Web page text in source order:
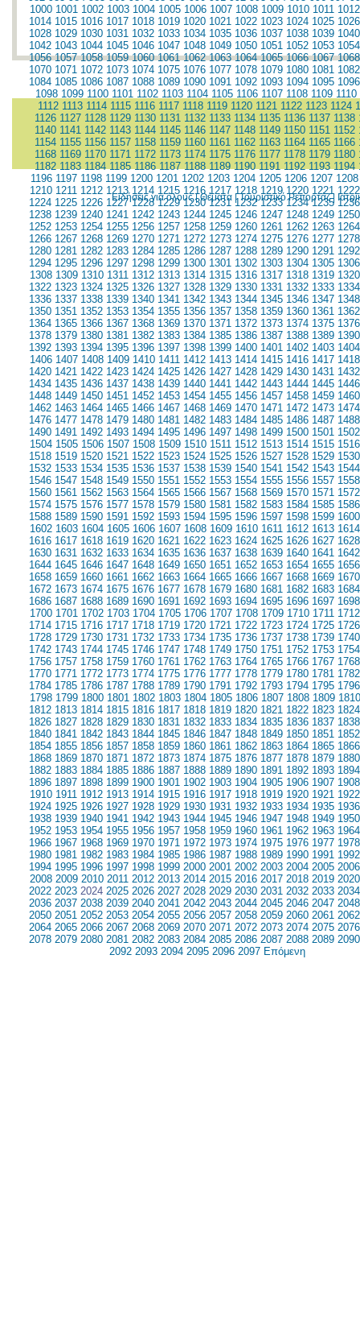
1000 1001 1002 1003 1004 1005 1006 1007 1008 1009 1010 1011 1012
1014 1015 1016 1017 1018 1019 1020 1021 1022 1023 1024 1025 1026
1028 1029 1030 1031 1032 1033 1034 1035 1036 1037 1038 1039 1040
1042 1043 1044 1045 1046 1047 1048 1049 1050 1051 1052 1053 1054
1056 1057 1058 1059 1060 1061 1062 1063 1064 1065 1066 1067 1068
1070 1071 1072 1073 1074 1075 1076 1077 1078 1079 1080 1081 1082
1084 1085 1086 1087 1088 1089 1090 1091 1092 1093 1094 1095 1096
1098 1099 1100 1101 1102 1103 1104 1105 1106 1107 1108 1109 1110
1112 1113 1114 1115 1116 1117 1118 1119 1120 1121 1122 1123 1124
1126 1127 1128 1129 1130 1131 1132 1133 1134 1135 1136 1137 1138
1140 1141 1142 1143 1144 1145 1146 1147 1148 1149 1150 1151 1152
1154 1155 1156 1157 1158 1159 1160 1161 1162 1163 1164 1165 1166
1168 1169 1170 1171 1172 1173 1174 1175 1176 1177 1178 1179 1180
1182 1183 1184 1185 1186 1187 1188 1189 1190 1191 1192 1193 1194
1196 1197 1198 1199 1200 1201 1202 1203 1204 1205 1206 1207 1208
1210 1211 1212 1213 1214 1215 1216 1217 1218 1219 1220 1221 1222
1224 1225 1226 1227 1228 1229 1230 1231 1232 1233 1234 1235 1236
1238 1239 1240 1241 1242 1243 1244 1245 1246 1247 1248 1249 1250
1252 1253 1254 1255 1256 1257 1258 1259 1260 1261 1262 1263 1264
1266 1267 1268 1269 1270 1271 1272 1273 1274 1275 1276 1277 1278
1280 1281 1282 1283 1284 1285 1286 1287 1288 1289 1290 1291 1292
1294 1295 1296 1297 1298 1299 1300 1301 1302 1303 1304 1305 1306
1308 1309 1310 1311 1312 1313 1314 1315 1316 1317 1318 1319 1320
1322 1323 1324 1325 1326 1327 1328 1329 1330 1331 1332 1333 1334
1336 1337 1338 1339 1340 1341 1342 1343 1344 1345 1346 1347 1348
1350 1351 1352 1353 1354 1355 1356 1357 1358 1359 1360 1361 1362
1364 1365 1366 1367 1368 1369 1370 1371 1372 1373 1374 1375 1376
1378 1379 1380 1381 1382 1383 1384 1385 1386 1387 1388 1389 1390
1392 1393 1394 1395 1396 1397 1398 1399 1400 1401 1402 1403 1404
1406 1407 1408 1409 1410 1411 1412 1413 1414 1415 1416 1417 1418
1420 1421 1422 1423 1424 1425 1426 1427 1428 1429 1430 1431 1432
1434 1435 1436 1437 1438 1439 1440 1441 1442 1443 1444 1445 1446
1448 1449 1450 1451 1452 1453 1454 1455 1456 1457 1458 1459 1460
1462 1463 1464 1465 1466 1467 1468 1469 1470 1471 1472 1473 1474
1476 1477 1478 1479 1480 1481 1482 1483 1484 1485 1486 1487 1488
1490 1491 1492 1493 1494 1495 1496 1497 1498 1499 1500 1501 1502
1504 1505 1506 1507 1508 1509 1510 1511 1512 1513 1514 1515 1516
1518 1519 1520 1521 1522 1523 1524 1525 1526 1527 1528 1529 1530
1532 1533 1534 1535 1536 1537 1538 1539 1540 1541 1542 1543 1544
1546 1547 1548 1549 1550 1551 1552 1553 1554 1555 1556 1557 1558
1560 1561 1562 1563 1564 1565 1566 1567 1568 1569 1570 1571 1572
1574 1575 1576 1577 1578 1579 1580 1581 1582 1583 1584 1585 1586
1588 1589 1590 1591 1592 1593 1594 1595 1596 1597 1598 1599 1600
1602 1603 1604 1605 1606 1607 1608 1609 1610 1611 1612 1613 1614
1616 1617 1618 1619 1620 1621 1622 1623 1624 1625 1626 1627 1628
1630 1631 1632 1633 1634 1635 1636 1637 1638 1639 1640 1641 1642
1644 1645 1646 1647 1648 1649 1650 1651 1652 1653 1654 1655 1656
1658 1659 1660 1661 1662 1663 1664 1665 1666 1667 1668 1669 1670
1672 1673 1674 1675 1676 1677 1678 1679 1680 1681 1682 1683 1684
1686 1687 1688 1689 1690 1691 1692 1693 1694 1695 1696 1697 1698
1700 1701 1702 1703 1704 1705 1706 1707 1708 1709 1710 1711 1712
1714 1715 1716 1717 1718 1719 1720 1721 1722 1723 1724 1725 1726
1728 1729 1730 1731 1732 1733 1734 1735 1736 1737 1738 1739 1740
1742 1743 1744 1745 1746 1747 1748 1749 1750 1751 1752 1753 1754
1756 1757 1758 1759 1760 1761 1762 1763 1764 1765 1766 1767 1768
1770 1771 1772 1773 1774 1775 1776 1777 1778 1779 1780 1781 1782
1784 1785 1786 1787 1788 1789 1790 1791 1792 1793 1794 1795 1796
1798 1799 1800 1801 1802 1803 1804 1805 1806 1807 1808 1809 1810
1812 1813 1814 1815 1816 1817 1818 1819 1820 1821 1822 1823 1824
1826 1827 1828 1829 1830 1831 1832 1833 1834 1835 1836 1837 1838
1840 1841 1842 1843 1844 1845 1846 1847 1848 1849 1850 1851 1852
1854 1855 1856 1857 1858 1859 1860 1861 1862 1863 1864 1865 1866
1868 1869 1870 1871 1872 1873 1874 1875 1876 1877 1878 1879 1880
1882 1883 1884 1885 1886 1887 1888 1889 1890 1891 1892 1893 1894
1896 1897 1898 1899 1900 1901 1902 1903 1904 1905 1906 1907 1908
1910 1911 1912 1913 1914 1915 1916 1917 1918 1919 1920 1921 1922
1924 1925 1926 1927 1928 1929 1930 1931 1932 1933 1934 1935 1936
1938 1939 1940 1941 1942 1943 1944 1945 1946 1947 1948 1949 1950
1952 1953 1954 1955 1956 1957 1958 1959 1960 1961 1962 1963 1964
1966 1967 1968 1969 1970 1971 1972 1973 1974 1975 1976 1977 1978
1980 1981 1982 1983 1984 1985 1986 1987 1988 1989 1990 1991 1992
1994 1995 1996 1997 1998 1999 2000 2001 2002 2003 2004 2005 2006
2008 2009 2010 2011 2012 2013 2014 2015 2016 2017 2018 2019 2020
2022 2023 2024 2025 2026 2027 2028 2029 2030 2031 2032 2033 2034
2036 2037 2038 2039 2040 2041 2042 2043 2044 2045 2046 2047 2048
2050 2051 2052 2053 2054 2055 2056 2057 2058 2059 2060 2061 2062
2064 2065 2066 2067 2068 2069 2070 2071 2072 2073 2074 2075 2076
2078 2079 2080 2081 2082 2083 2084 2085 2086 2087 2088 2089 2090
2092 2093 2094 2095 2096 2097 Επόμενη
Ειδήσεις για όλους|Θέματα|Τουριστικό Ρεπορτάζ|